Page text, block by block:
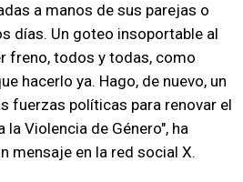
a manos de sus parejas o
días. Un goteo insoportable al
freno, todos y todas, como
hacerlo ya. Hago, de nuevo, un
fuerzas políticas para renovar el
Violencia de Género", ha
mensaje en la red social X.